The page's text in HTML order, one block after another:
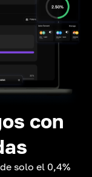
con
solo el 0,4%